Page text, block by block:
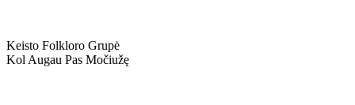
Keisto Folkloro Grupė
Kol Augau Pas Močiužę